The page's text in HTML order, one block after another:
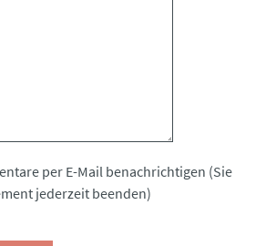
per E-Mail benachrichtigen (Sie
jederzeit beenden)